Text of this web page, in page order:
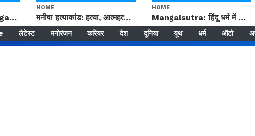
हम सनातनी..." सांसद kangana Ranaut से क्या बोली लड़की? Viral Jantar-Mantar | CJP protest
HOME
मनीषा हत्याकांड: हत्या, आत्महत्या या कोई बड़ा राज? | Full Story | Josh Haryana
HOME
Mangalsutra: हिंदू धर्म में शादी के बाद मंगलसूत्र क्यों पहनती है महिलाएं, किसने शुरु की ये परंपरा
लेटेस्ट मनोरंजन करियर देश दुनिया यूथ धर्म ऑटो